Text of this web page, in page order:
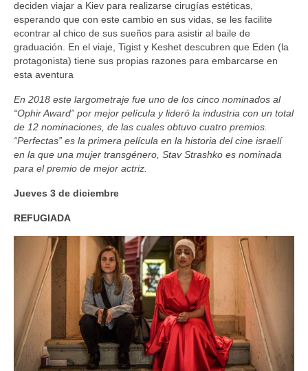
deciden viajar a Kiev para realizarse cirugías estéticas,
esperando que con este cambio en sus vidas, se les facilite
econtrar al chico de sus sueños para asistir al baile de
graduación. En el viaje, Tigist y Keshet descubren que Eden (la
protagonista) tiene sus propias razones para embarcarse en
esta aventura
En 2018 este largometraje fue uno de los cinco nominados al
“Ophir Award” por mejor película y lideró la industria con un total
de 12 nominaciones, de las cuales obtuvo cuatro premios.
“Perfectas” es la primera película en la historia del cine israelí
en la que una mujer transgénero, Stav Strashko es nominada
para el premio de mejor actriz.
Jueves 3 de diciembre
REFUGIADA